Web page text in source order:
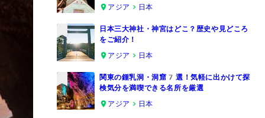
アジア
日本
4
日本三大神社・神宮はどこ？歴史や見どころ
をご紹介！
アジア
日本
5
関東の鍾乳洞・洞窟7選！気軽に出かけて探
検気分を満喫できる名所を厳選
アジア
日本